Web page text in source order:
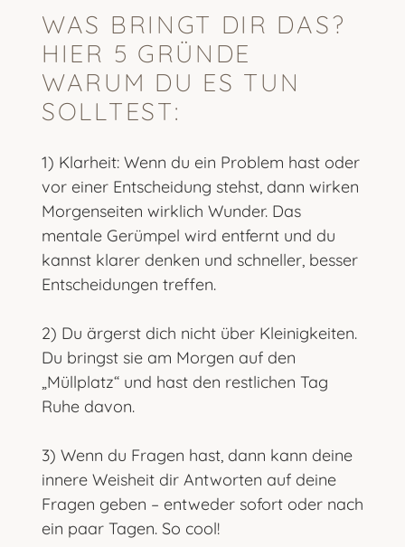
WAS BRINGT DIR DAS?
HIER 5 GRÜNDE
WARUM DU ES TUN
SOLLTEST:
1) Klarheit: Wenn du ein Problem hast oder
vor einer Entscheidung stehst, dann wirken
Morgenseiten wirklich Wunder. Das
mentale Gerümpel wird entfernt und du
kannst klarer denken und schneller, besser
Entscheidungen treffen.
2) Du ärgerst dich nicht über Kleinigkeiten.
Du bringst sie am Morgen auf den
„Müllplatz“ und hast den restlichen Tag
Ruhe davon.
3) Wenn du Fragen hast, dann kann deine
innere Weisheit dir Antworten auf deine
Fragen geben – entweder sofort oder nach
ein paar Tagen. So cool!